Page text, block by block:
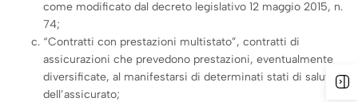
come modificato dal decreto legislativo 12 maggio 2015, n.
74;
“Contratti con prestazioni multistato”, contratti di
assicurazioni che prevedono prestazioni, eventualmente
diversificate, al manifestarsi di determinati stati di salute
dell’assicurato;